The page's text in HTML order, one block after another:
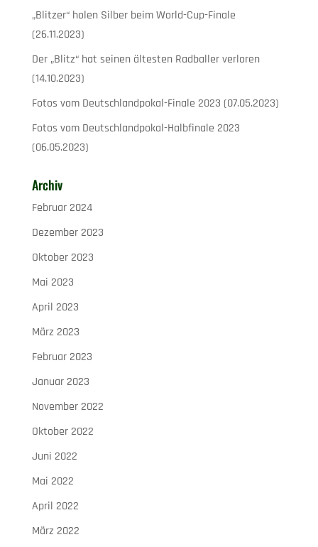
„Blitzer“ holen Silber beim World-Cup-Finale
(26.11.2023)
Der „Blitz“ hat seinen ältesten Radballer verloren
(14.10.2023)
Fotos vom Deutschlandpokal-Finale 2023 (07.05.2023)
Fotos vom Deutschlandpokal-Halbfinale 2023
(06.05.2023)
Archiv
Februar 2024
Dezember 2023
Oktober 2023
Mai 2023
April 2023
März 2023
Februar 2023
Januar 2023
November 2022
Oktober 2022
Juni 2022
Mai 2022
April 2022
März 2022